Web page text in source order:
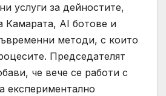
услуги за дейностите,
Камарата, AI ботове и
методи, с които
Председателят
че вече се работи с
експериментално